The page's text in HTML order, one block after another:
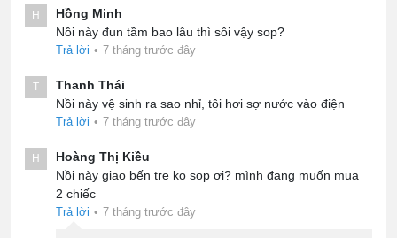
H
Hồng Minh
Nồi này đun tầm bao lâu thì sôi vậy sop?
Trả lời • 7 tháng trước đây
T
Thanh Thái
Nồi này vệ sinh ra sao nhỉ, tôi hơi sợ nước vào điện
Trả lời • 7 tháng trước đây
H
Hoàng Thị Kiều
Nồi này giao bến tre ko sop ơi? mình đang muốn mua
2 chiếc
Trả lời • 7 tháng trước đây